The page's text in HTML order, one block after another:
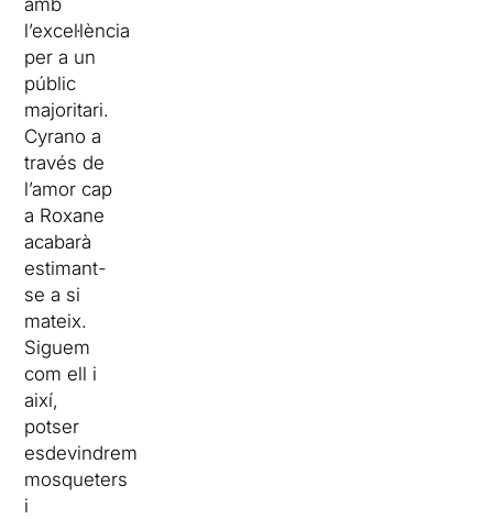
l’excel·lència
per a un
públic
majoritari.
Cyrano a
través de
l’amor cap
a Roxane
acabarà
estimant-
se a si
mateix.
Siguem
com ell i
així,
potser
esdevindrem
mosqueters
i